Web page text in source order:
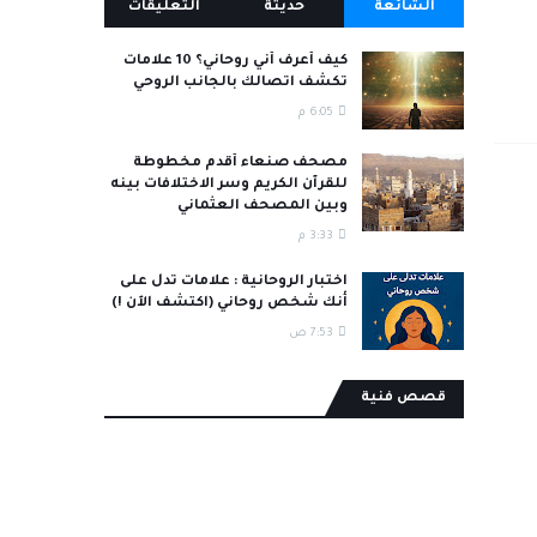
الشائعة حديثة التعليقات
كيف أعرف أني روحاني؟ 10 علامات
تكشف اتصالك بالجانب الروحي
6:05 م
مصحف صنعاء أقدم مخطوطة
للقرآن الكريم وسر الاختلافات بينه
وبين المصحف العثماني
3:33 م
اختبار الروحانية : علامات تدل على
أنك شخص روحاني (اكتشف الآن !)
7:53 ص
قصص فنية